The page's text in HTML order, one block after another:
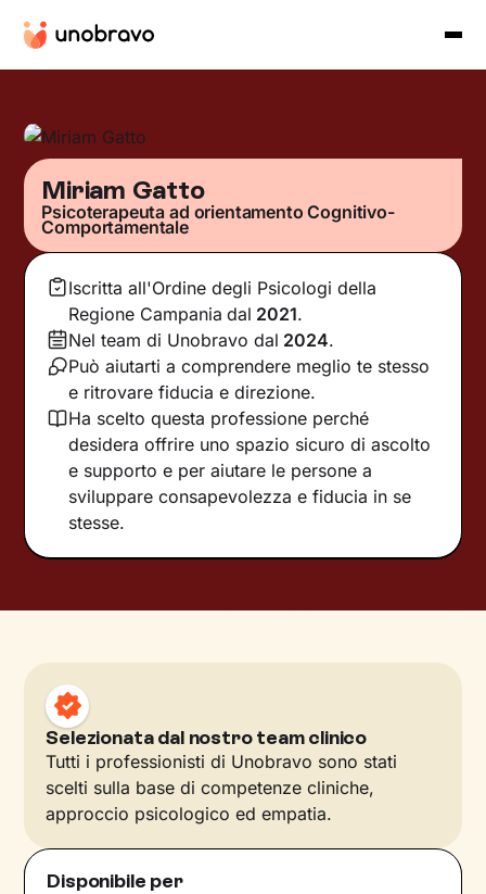
Miriam Gatto
Psicoterapeuta ad orientamento Cognitivo-
Comportamentale
Iscritta all'Ordine degli Psicologi della
Regione Campania dal 2021.
Nel team di Unobravo dal 2024.
Può aiutarti a comprendere meglio te stesso
e ritrovare fiducia e direzione.
Ha scelto questa professione perché
desidera offrire uno spazio sicuro di ascolto
e supporto e per aiutare le persone a
sviluppare consapevolezza e fiducia in se
stesse.
Selezionata dal nostro team clinico
Tutti i professionisti di Unobravo sono stati
scelti sulla base di competenze cliniche,
approccio psicologico ed empatia.
Disponibile per